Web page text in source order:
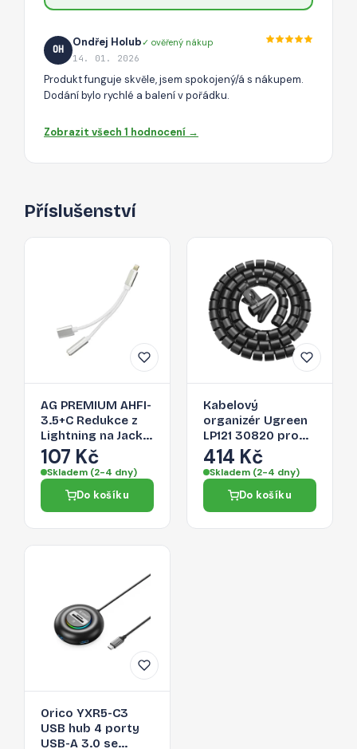
OH
Ondřej Holub✓ ověřený nákup
14. 01. 2026
Produkt funguje skvěle, jsem spokojený/á s nákupem.
Dodání bylo rychlé a balení v pořádku.
Zobrazit všech 1 hodnocení →
Příslušenství
AG PREMIUM AHFI-
3.5+C Redukce z
Lightning na Jack
3,5/Lightning,
stříbrná
107 Kč
Skladem (2-4 dny)
Do košíku
Kabelový
organizér Ugreen
LP121 30820 pro
kabely - černá
414 Kč
Skladem (2-4 dny)
Do košíku
Orico YXR5-C3
USB hub 4 porty
USB-A 3.0 se